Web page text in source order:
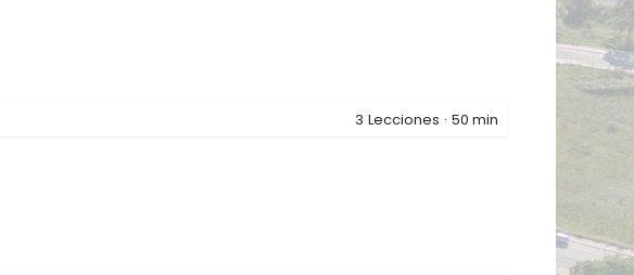
3 Lecciones · 50 min